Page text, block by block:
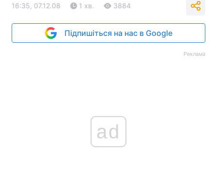
16:35, 07.12.08 1 хв. 3884
Підпишіться на нас в Google
Реклама
ad